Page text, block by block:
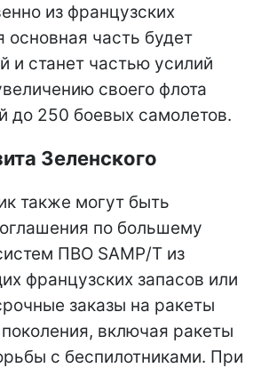
из французских
основная часть будет
и станет частью усилий
своего флота
до 250 боевых самолетов.
Зеленского
также могут быть
по большему
ПВО SAMP/T из
французских запасов или
заказы на ракеты
включая ракеты
с беспилотниками. При